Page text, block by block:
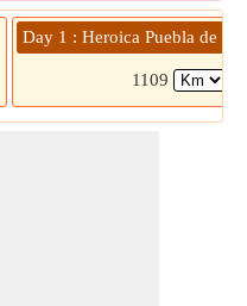
Day 1 : Heroica Puebla de
1109